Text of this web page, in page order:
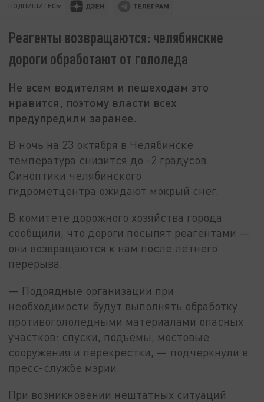
ПОДПИШИТЕСЬ:
Реагенты возвращаются: челябинские
дороги обработают от гололеда
Не всем водителям и пешеходам это
нравится, поэтому власти всех
предупредили заранее.
В ночь на 23 октября в Челябинске
температура снизится до -2 градусов.
Синоптики челябинского
гидрометцентра ожидают мокрый снег.
В комитете дорожного хозяйства города
сообщили, что дороги посыпят реагентами —
они возвращаются к нам после летнего
перерыва.
— Подрядные организации при
необходимости будут выполнять обработку
противогололедными материалами опасных
участков: спуски, подъёмы, мостовые
сооружения и перекрестки, — подчеркнули в
пресс-службе мэрии.
При возникновении нештатных ситуаций